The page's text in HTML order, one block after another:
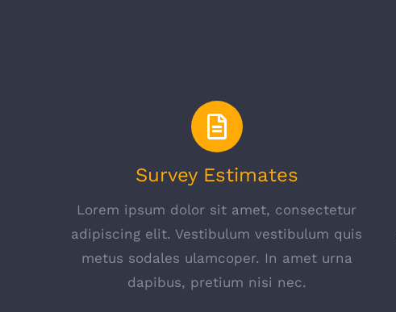
Survey Estimates
Lorem ipsum dolor sit amet, consectetur
adipiscing elit. Vestibulum vestibulum quis
metus sodales ulamcoper. In amet urna
dapibus, pretium nisi nec.